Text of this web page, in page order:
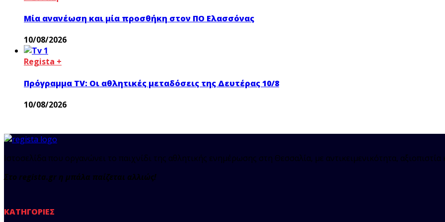
Μία ανανέωση και μία προσθήκη στον ΠΟ Ελασσόνας
10/08/2026
Regista +
Πρόγραμμα TV: Οι αθλητικές μεταδόσεις της Δευτέρας 10/8
10/08/2026
Ιστοσελίδα που οργανώνει το παιχνίδι της αθλητικής ενημέρωσης στη Θεσσαλία, με αντικειμενικότητα,
Στο regista.gr η μπάλα παίζεται αλλιώς!
ΚΑΤΗΓΟΡΊΕΣ